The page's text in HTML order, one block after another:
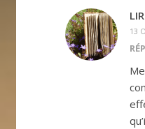
13